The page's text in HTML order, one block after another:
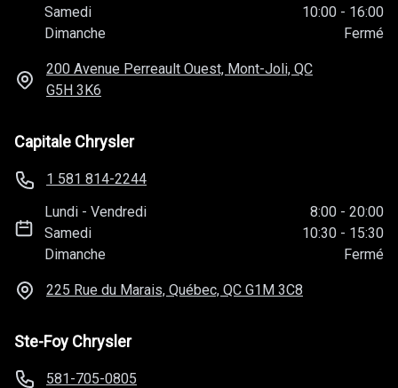
Samedi
10:00 - 16:00
Dimanche
Fermé
200 Avenue Perreault Ouest, Mont-Joli, QC
G5H 3K6
Capitale Chrysler
1 581 814-2244
Lundi -Vendredi 8:00 - 20:00
Samedi
10:30 - 15:30
Dimanche
Fermé
225 Rue du Marais, Québec, QC G1M 3C8
Ste-Foy Chrysler
581-705-0805